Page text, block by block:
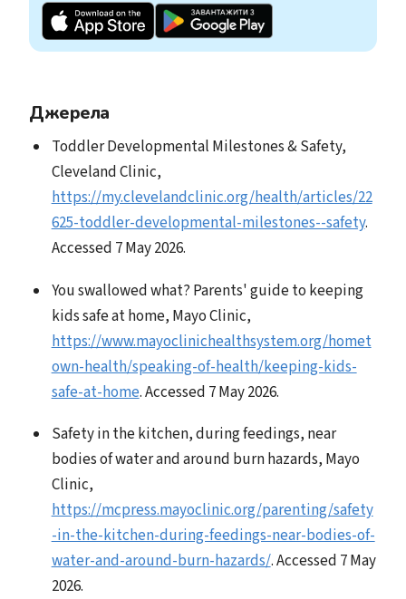
Джерела
Toddler Developmental Milestones & Safety,
Cleveland Clinic,
https://my.clevelandclinic.org/health/articles/22
625-toddler-developmental-milestones--safety.
Accessed 7 May 2026.
You swallowed what? Parents' guide to keeping
kids safe at home, Mayo Clinic,
https://www.mayoclinichealthsystem.org/homet
own-health/speaking-of-health/keeping-kids-
safe-at-home. Accessed 7 May 2026.
Safety in the kitchen, during feedings, near
bodies of water and around burn hazards, Mayo
Clinic,
https://mcpress.mayoclinic.org/parenting/safety
-in-the-kitchen-during-feedings-near-bodies-of-
water-and-around-burn-hazards/. Accessed 7 May
2026.